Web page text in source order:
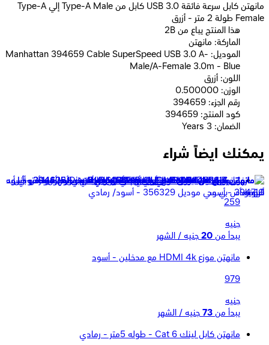
مانهتن كابل سرعة فائقة USB 3.0 كابل من Type-A Male إلي Type-A
Female طولة 2 متر - أزرق
2B هذا المنتج يباع من
الماركة: مانهتن
الموديل: Manhattan 394659 Cable SuperSpeed USB 3.0 A-
Male/A-Female 3.0m - Blue
اللون: أزرق
الوزن: 0.500000
رقم الجزء: 394659
كود المنتج: 394659
الضمان: 3 Years
يمكنك ايضاً شراء
مانهتن كابل لينك Cat 6 - طوله 3متر - رمادي
259
جنيه
يبدأ من 20 جنيه / الشهر
مانهتن موزع HDMI 4k مع مدخلين - أسود
979
جنيه
يبدأ من 73 جنيه / الشهر
مانهتن كابل لينك Cat 6 - طوله 5متر - رمادي